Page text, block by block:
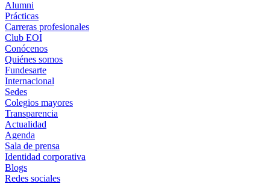
Alumni
Prácticas
Carreras profesionales
Club EOI
Conócenos
Quiénes somos
Fundesarte
Internacional
Sedes
Colegios mayores
Transparencia
Actualidad
Agenda
Sala de prensa
Identidad corporativa
Blogs
Redes sociales